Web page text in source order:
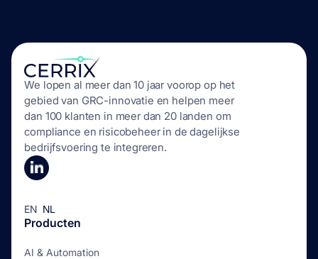
We lopen al meer dan 10 jaar voorop op het
gebied van GRC-innovatie en helpen meer
dan 100 klanten in meer dan 20 landen om
compliance en risicobeheer in de dagelijkse
bedrijfsvoering te integreren.
EN NL
Producten
AI & Automation